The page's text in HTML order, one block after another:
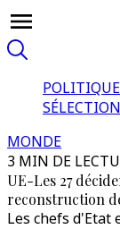
POLITIQUE
SÉLECTION
MONDE
3 MIN DE
UE-Les 27
reconstruction
Les chefs d'Etat